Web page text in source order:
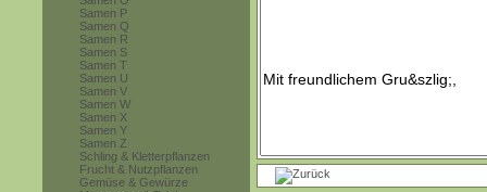
Samen P
Samen Q
Samen R
Samen S
Samen T
Samen U
Samen V
Samen W
Samen X
Samen Y
Samen Z
Schling & Kletterpflanzen
Frucht & Nutzpflanzen
Gemüse & Gewürze